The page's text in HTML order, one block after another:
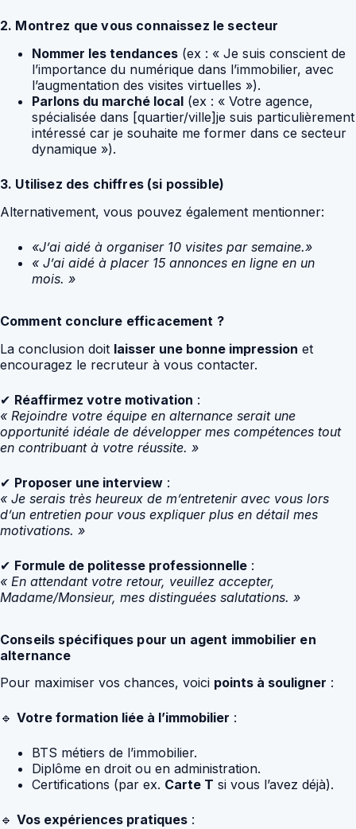
2. Montrez que vous connaissez le secteur
Nommer les tendances (ex : « Je suis conscient de
l’importance du numérique dans l’immobilier, avec
l’augmentation des visites virtuelles »).
Parlons du marché local (ex : « Votre agence,
spécialisée dans [quartier/ville]je suis particulièrement
intéressé car je souhaite me former dans ce secteur
dynamique »).
3. Utilisez des chiffres (si possible)
Alternativement, vous pouvez également mentionner:
«J’ai aidé à organiser 10 visites par semaine.»
« J’ai aidé à placer 15 annonces en ligne en un
mois. »
Comment conclure efficacement ?
La conclusion doit laisser une bonne impression et
encouragez le recruteur à vous contacter.
✔ Réaffirmez votre motivation :
« Rejoindre votre équipe en alternance serait une
opportunité idéale de développer mes compétences tout
en contribuant à votre réussite. »
✔ Proposer une interview :
« Je serais très heureux de m’entretenir avec vous lors
d’un entretien pour vous expliquer plus en détail mes
motivations. »
✔ Formule de politesse professionnelle :
« En attendant votre retour, veuillez accepter,
Madame/Monsieur, mes distinguées salutations. »
Conseils spécifiques pour un agent immobilier en
alternance
Pour maximiser vos chances, voici points à souligner :
🔹 Votre formation liée à l’immobilier :
BTS métiers de l’immobilier.
Diplôme en droit ou en administration.
Certifications (par ex. Carte T si vous l’avez déjà).
🔹 Vos expériences pratiques :